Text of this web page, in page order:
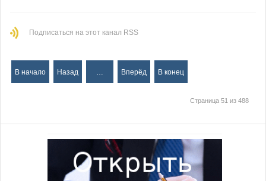
Подписаться на этот канал RSS
В начало Назад … Вперёд В конец
Страница 51 из 488